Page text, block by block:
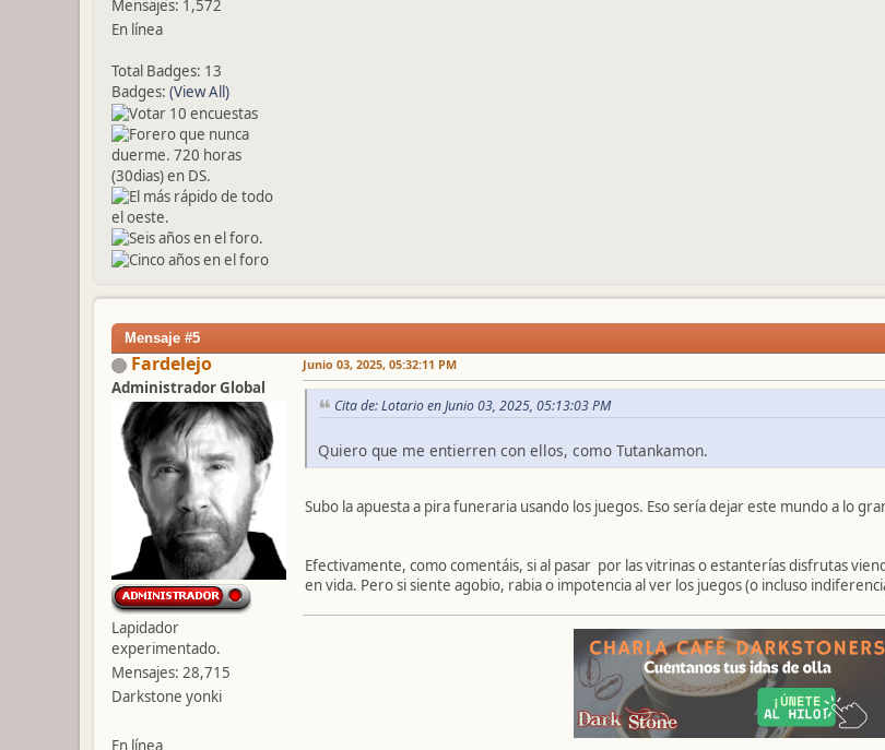
Mensajes: 1,572
En línea
Total Badges: 13
Badges: (View All)
Mensaje #5
Fardelejo
Administrador Global
Lapidador
experimentado.
Mensajes: 28,715
Darkstone yonki
En línea
Junio 03, 2025, 05:32:11 PM
Cita de: Lotario en Junio 03, 2025, 05:13:03 PM
Quiero que me entierren con ellos, como Tutankamon.
Subo la apuesta a pira funeraria usando los juegos. Eso sería dejar este mundo a lo
Efectivamente, como comentáis, si al pasar por las vitrinas o estanterías disfrutas
en vida. Pero si siente agobio, rabia o impotencia al ver los juegos (o incluso